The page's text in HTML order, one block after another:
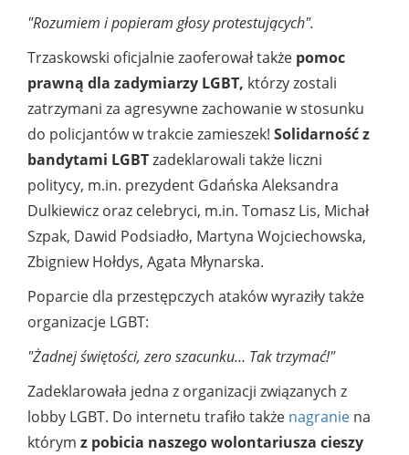
"Rozumiem i popieram głosy protestujących".
Trzaskowski oficjalnie zaoferował także pomoc
prawną dla zadymiarzy LGBT, którzy zostali
zatrzymani za agresywne zachowanie w stosunku
do policjantów w trakcie zamieszek! Solidarność z
bandytami LGBTzadeklarowali także liczni
politycy, m.in. prezydent Gdańska Aleksandra
Dulkiewicz oraz celebryci, m.in. Tomasz Lis, Michał
Szpak, Dawid Podsiadło, Martyna Wojciechowska,
Zbigniew Hołdys, Agata Młynarska.
Poparcie dla przestępczych ataków wyraziły także
organizacje LGBT:
"Żadnej świętości, zero szacunku… Tak trzymać!"
Zadeklarowała jedna z organizacji związanych z
lobby LGBT. Do internetu trafiło także nagranie na
którym z pobicia naszego wolontariusza cieszy